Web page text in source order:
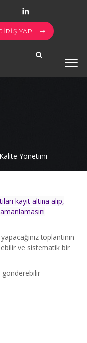
YAP
Kalite Yönetimi
kayıt altına alıp,
toplantının
ve sistematik bir
gönderebilir